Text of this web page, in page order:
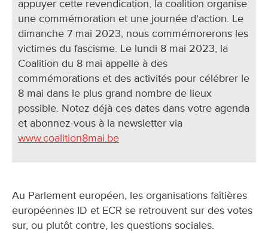
appuyer cette revendication, la coalition organise
une commémoration et une journée d'action. Le
dimanche 7 mai 2023, nous commémorerons les
victimes du fascisme. Le lundi 8 mai 2023, la
Coalition du 8 mai appelle à des
commémorations et des activités pour célébrer le
8 mai dans le plus grand nombre de lieux
possible. Notez déjà ces dates dans votre agenda
et abonnez-vous à la newsletter via
www.coalition8mai.be
Au Parlement européen, les organisations faîtières
européennes ID et ECR se retrouvent sur des votes
sur, ou plutôt contre, les questions sociales.